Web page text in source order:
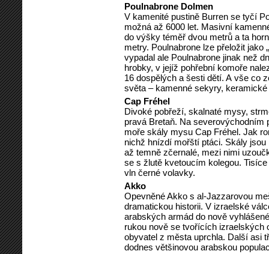
Poulnabrone Dolmen
V kamenité pustině Burren se tyčí
možná až 6000 let. Masivní
do výšky téměř dvou metrů a ta
metry. Poulnabrone lze přeložit jako
vypadal ale Poulnabrone jinak než
hrobky, v jejíž pohřební komoře
16 dospělých a šesti dětí. A vše co
světa – kamenné sekyry,
Cap Fréhel
Divoké pobřeží, skalnaté mysy,
pravá Bretaň. Na severovýchodním
moře skály mysu Cap Fréhel. Jak
nichž hnízdí mořští ptáci. Skály
až temně zčernalé, mezi nimi
se s žlutě kvetoucím kolegou.
vln černé volavky.
Akko
Opevněné Akko s al-Jazzarovou
dramatickou historii. V izraelské
arabských armád do nově
rukou nově se tvořících izraelských
obyvatel z města uprchla. Další asi
dodnes většinovou arabskou